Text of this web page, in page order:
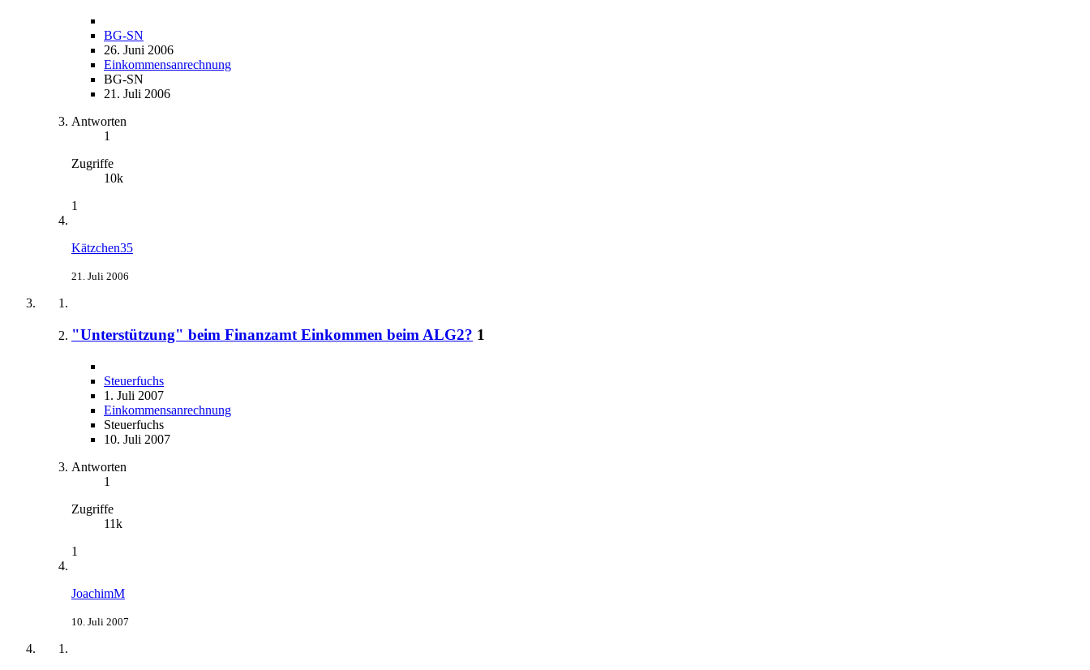
BG-SN
26. Juni 2006
Einkommensanrechnung
BG-SN
21. Juli 2006
Antworten
1
Zugriffe
10k
1
Kätzchen35
21. Juli 2006
"Unterstützung" beim Finanzamt Einkommen beim ALG2? 1
Steuerfuchs
1. Juli 2007
Einkommensanrechnung
Steuerfuchs
10. Juli 2007
Antworten
1
Zugriffe
11k
1
JoachimM
10. Juli 2007